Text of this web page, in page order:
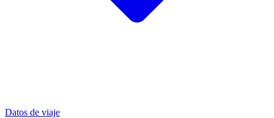
Datos de viaje